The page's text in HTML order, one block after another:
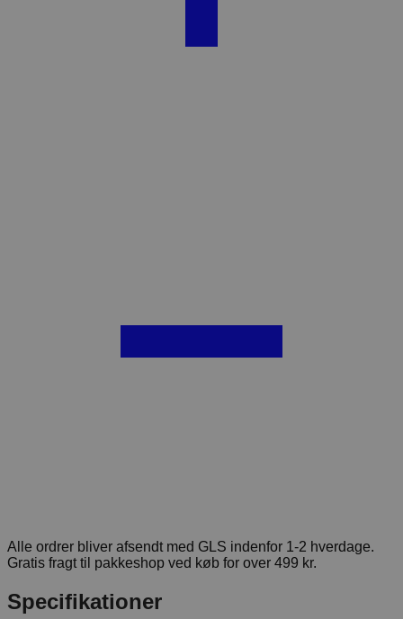
Alle ordrer bliver afsendt med GLS indenfor 1-2 hverdage.
Gratis fragt til pakkeshop ved køb for over 499 kr.
Specifikationer